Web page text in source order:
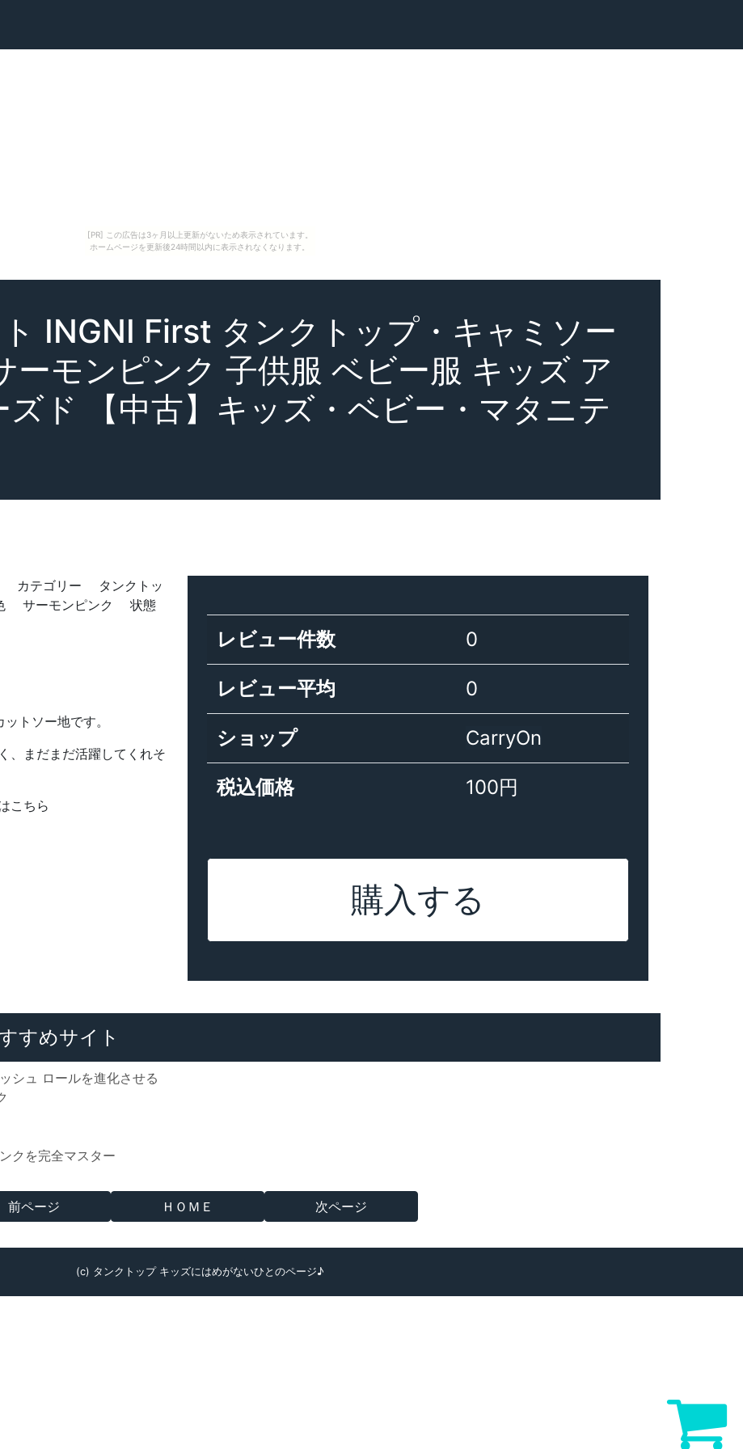
[PR] この広告は3ヶ月以上更新がないため表示されています。
ホームページを更新後24時間以内に表示されなくなります。
INGNI First タンクトップ・キャミソー
ーモンピンク 子供服 ベビー服 キッズ ア
ド 【中古】キッズ・ベビー・マタニテ
カテゴリー タンクトッ
サーモンピンク 状態
ソー地です。
、まだまだ活躍してくれそ
こちら
レビュー件数 0
レビュー平均 0
ショップ CarryOn
税込価格 100円
購入する
すめサイト
シュ ロールを進化させる
クを完全マスター
前ページ ＨＯＭＥ 次ページ
(c) タンクトップ キッズにはめがないひとのページ♪